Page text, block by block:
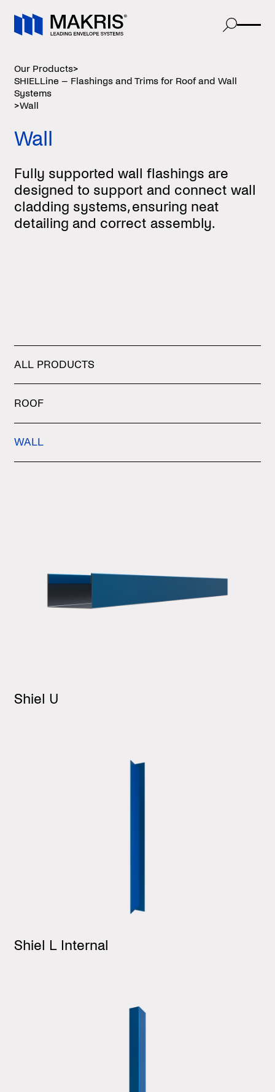
Our Products>
SHIELLine – Flashings and Trims for Roof and Wall
Systems
>Wall
Wall
Fully supported wall flashings are
designed to support and connect wall
cladding systems, ensuring neat
detailing and correct assembly.
ALL PRODUCTS
ROOF
WALL
Shiel U
Shiel L Internal